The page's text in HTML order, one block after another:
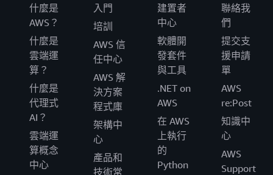
什麼是
AWS？
什麼是
雲端運
算？
什麼是
代理式
AI？
雲端運
算概念
中心
入門
培訓
AWS 信
任中心
AWS 解
決方案
程式庫
架構中
心
產品和
技術常
建置者
中心
軟體開
發套件
與工具
.NET on
AWS
在 AWS
上執行
的
Python
聯絡我
們
提交支
援申請
單
AWS
re:Post
知識中
心
AWS
Support